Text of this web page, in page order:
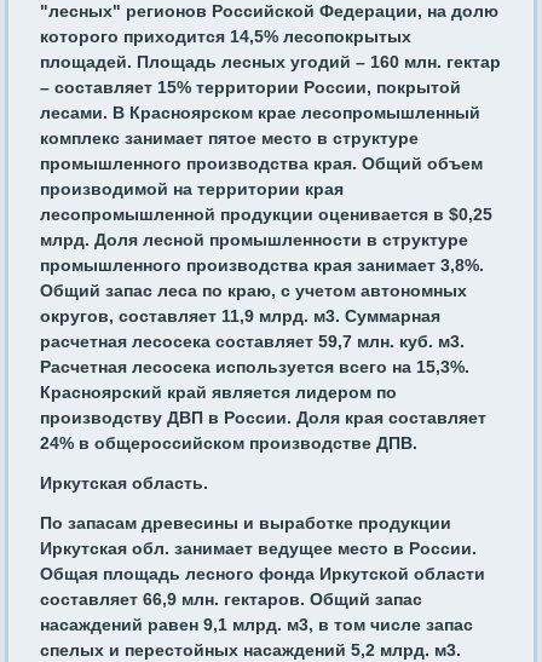
"лесных" регионов Российской Федерации, на долю
которого приходится 14,5% лесопокрытых
площадей. Площадь лесных угодий – 160 млн. гектар
– составляет 15% территории России, покрытой
лесами. В Красноярском крае лесопромышленный
комплекс занимает пятое место в структуре
промышленного производства края. Общий объем
производимой на территории края
лесопромышленной продукции оценивается в $0,25
млрд. Доля лесной промышленности в структуре
промышленного производства края занимает 3,8%.
Общий запас леса по краю, с учетом автономных
округов, составляет 11,9 млрд. м3. Суммарная
расчетная лесосека составляет 59,7 млн. куб. м3.
Расчетная лесосека используется всего на 15,3%.
Красноярский край является лидером по
производству ДВП в России. Доля края составляет
24% в общероссийском производстве ДПВ.
Иркутская область.
По запасам древесины и выработке продукции
Иркутская обл. занимает ведущее место в России.
Общая площадь лесного фонда Иркутской области
составляет 66,9 млн. гектаров. Общий запас
насаждений равен 9,1 млрд. м3, в том числе запас
спелых и перестойных насаждений 5,2 млрд. м3.